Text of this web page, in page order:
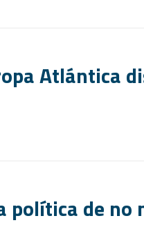
Atlántica
política de no